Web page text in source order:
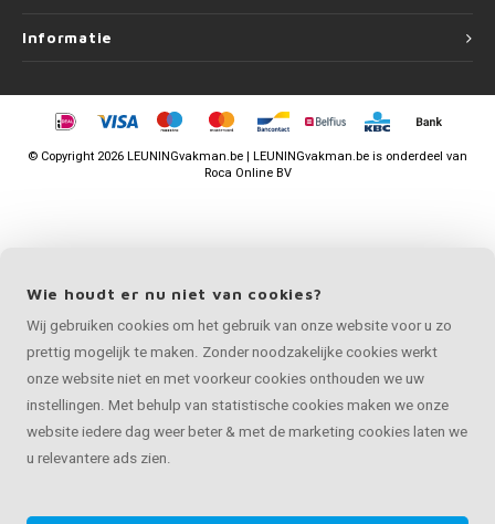
Informatie
© Copyright 2026 LEUNINGvakman.be | LEUNINGvakman.be is onderdeel van
Roca Online BV
Wie houdt er nu niet van cookies?
Wij gebruiken cookies om het gebruik van onze website voor u zo
prettig mogelijk te maken. Zonder noodzakelijke cookies werkt
onze website niet en met voorkeur cookies onthouden we uw
instellingen. Met behulp van statistische cookies maken we onze
website iedere dag weer beter & met de marketing cookies laten we
u relevantere ads zien.